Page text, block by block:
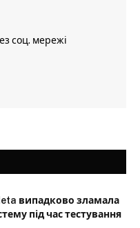
соц. мережі
випадково зламала
під час тестування